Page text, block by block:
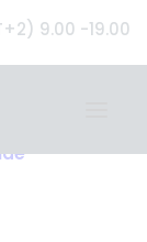
9.00 -19.00